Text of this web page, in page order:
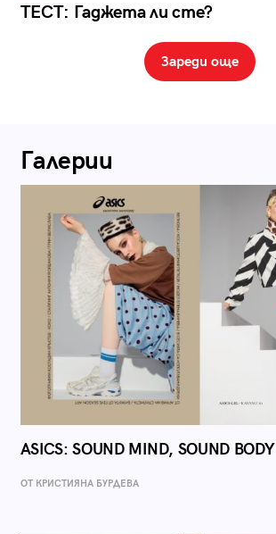
ТЕСТ: Гаджета ли сте?
Зареди още
Галерии
ASICS: SOUND MIND, SOUND BODY
ОТ КРИСТИЯНА БУРДЕВА